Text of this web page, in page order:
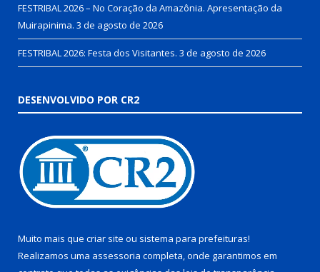
FESTRIBAL 2026 – No Coração da Amazônia. Apresentação da
Muirapinima. 3 de agosto de 2026
FESTRIBAL 2026: Festa dos Visitantes. 3 de agosto de 2026
DESENVOLVIDO POR CR2
Muito mais que criar site ou sistema para prefeituras!
Realizamos uma assessoria completa, onde garantimos em